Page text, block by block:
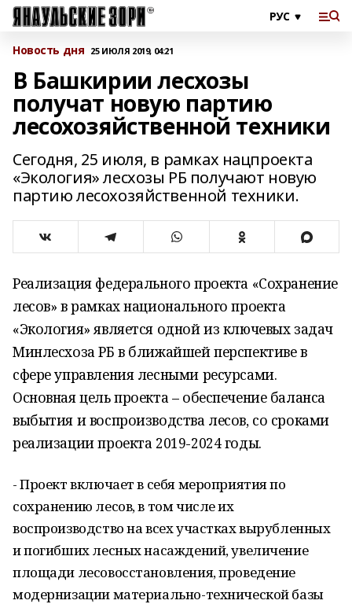
Новость дня 25 ИЮЛЯ 2019, 04:21
В Башкирии лесхозы
получат новую партию
лесохозяйственной техники
Сегодня, 25 июля, в рамках нацпроекта
«Экология» лесхозы РБ получают новую
партию лесохозяйственной техники.
Реализация федерального проекта «Сохранение
лесов» в рамках национального проекта
«Экология» является одной из ключевых задач
Минлесхоза РБ в ближайшей перспективе в
сфере управления лесными ресурсами.
Основная цель проекта – обеспечение баланса
выбытия и воспроизводства лесов, со сроками
реализации проекта 2019-2024 годы.
- Проект включает в себя мероприятия по
сохранению лесов, в том числе их
воспроизводство на всех участках вырубленных
и погибших лесных насаждений, увеличение
площади лесовосстановления, проведение
модернизации материально-технической базы